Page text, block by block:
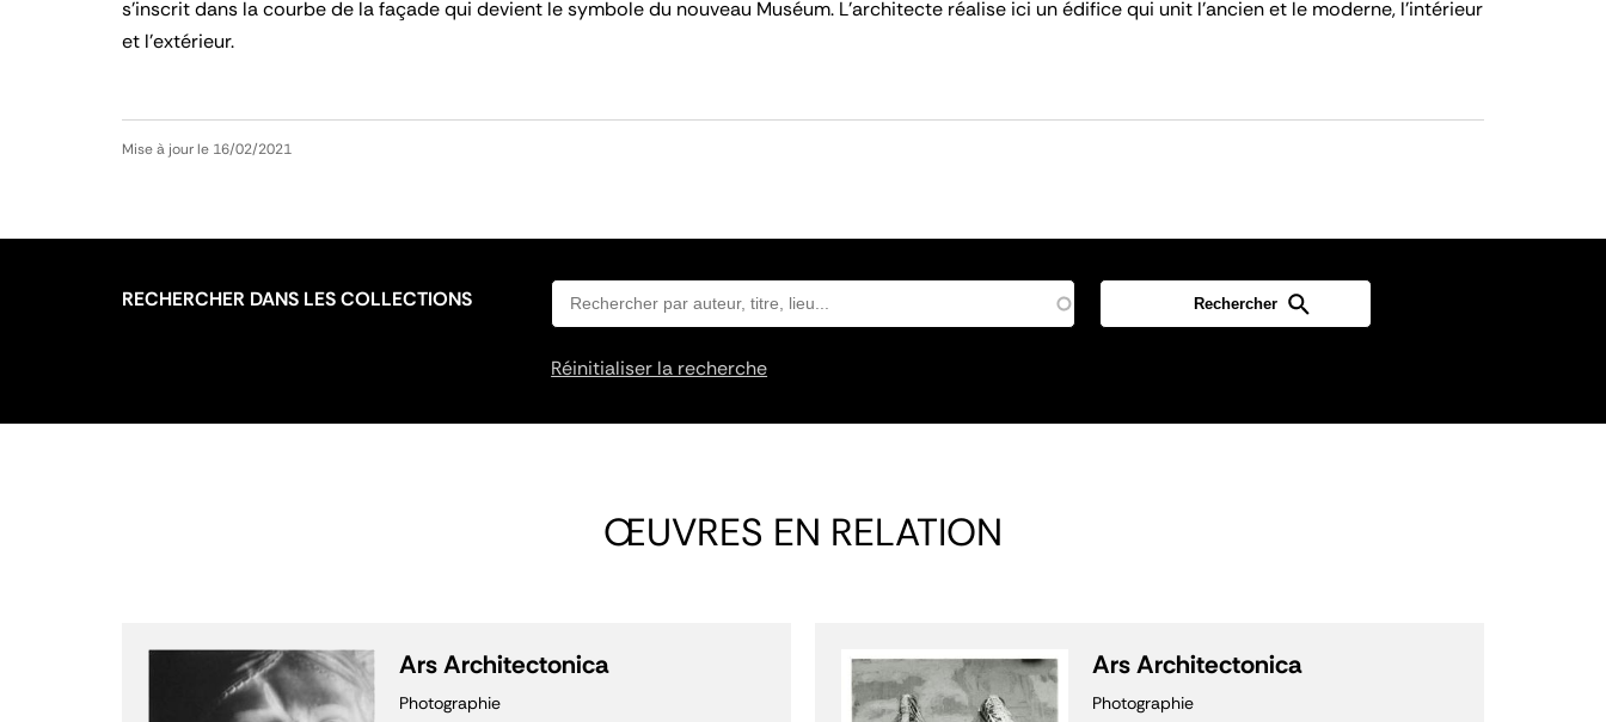
s’inscrit dans la courbe de la façade qui devient le symbole du nouveau Muséum. L’architecte réalise ici un édifice qui unit l’ancien et le moderne, l’intérieur
et l’extérieur.
Mise à jour le 16/02/2021
RECHERCHER DANS LES COLLECTIONS
Réinitialiser la recherche
ŒUVRES EN RELATION
Ars Architectonica
Photographie
Ars Architectonica
Photographie